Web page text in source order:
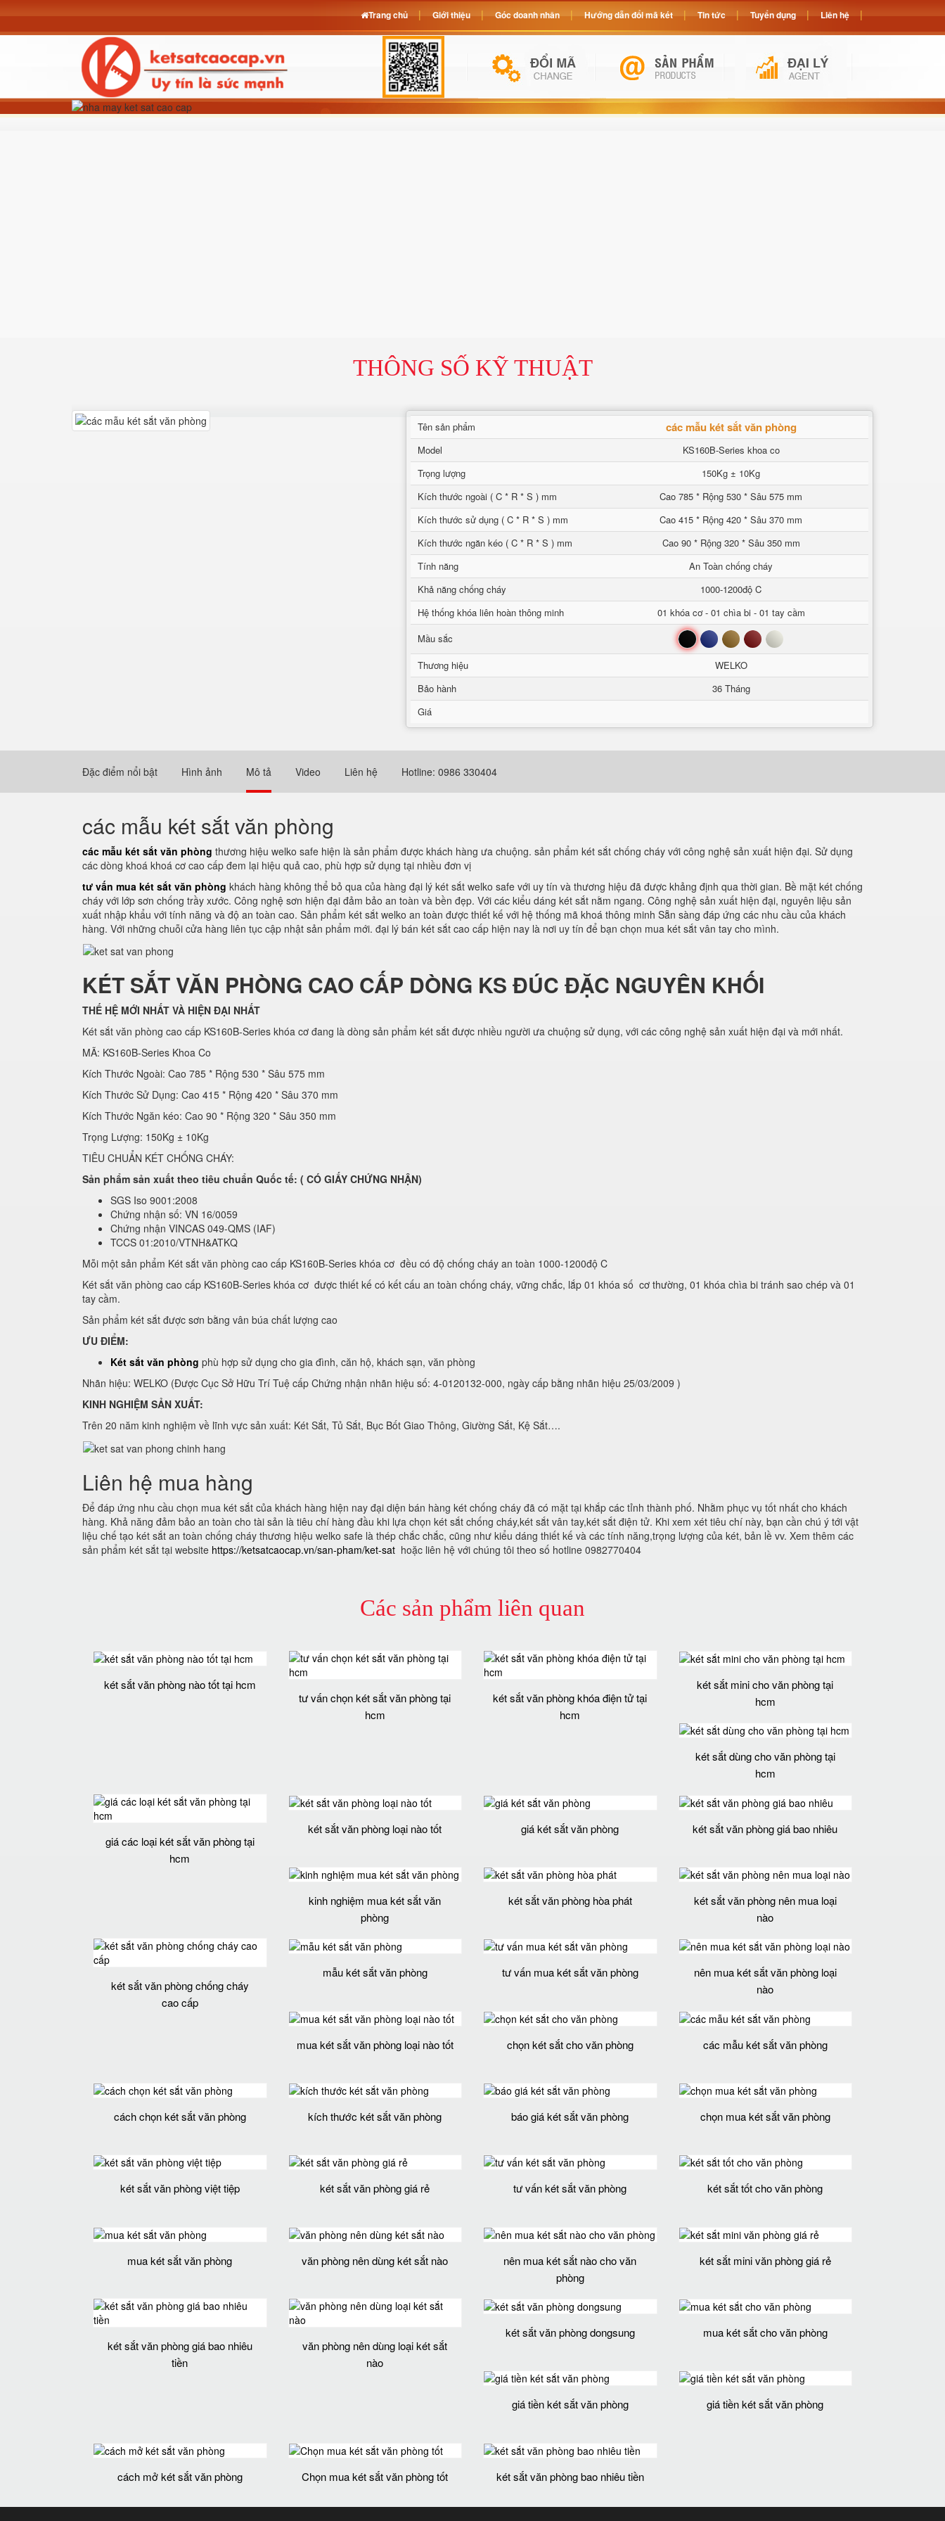
THÔNG SỐ KỸ THUẬT
Tên sản phẩm các mẫu két sắt văn phòng
Model
KS160B-Series khoa co
Trọng lượng
150Kg ± 10Kg
Kích thước ngoài ( C * R * S ) mm
Cao 785 * Rộng 530 * Sâu 575 mm
Kích thước sử dụng ( C * R * S ) mm
Cao 415 * Rộng 420 * Sâu 370 mm
Kích thước ngăn kéo ( C * R * S ) mm
Cao 90 * Rộng 320 * Sâu 350 mm
Tính năng
An Toàn chống cháy
Khả năng chống cháy
1000-1200độ C
Hệ thống khóa liên hoàn thông minh
01 khóa cơ - 01 chìa bi - 01 tay cầm
Mầu sắc
Đen Xanh Nâu Đỏ Trắng
Thương hiệu
WELKO
Bảo hành
36 Tháng
Giá
Đặc điểm nổi bật Hình ảnh Mô tả Video Liên hệ Hotline: 0986 330404
các mẫu két sắt văn phòng
các mẫu két sắt văn phòng thương hiệu welko safe hiện là sản phẩm được khách hàng ưa chuộng. sản phẩm két sắt chống cháy với công nghệ sản xuất hiện đại. Sử dụng
các dòng khoá khoá cơ cao cấp đem lại hiệu quả cao, phù hợp sử dụng tại nhiều đơn vị
tư vấn mua két sắt văn phòng khách hàng không thể bỏ qua của hàng đại lý két sắt welko safe với uy tín và thương hiệu đã được khảng định qua thời gian. Bề mặt két chống
cháy với lớp sơn chống trầy xước. Công nghệ sơn hiện đại đảm bảo an toàn và bền đẹp. Với các kiểu dáng két sắt nằm ngang. Công nghệ sản xuất hiện đại, nguyên liệu sản
xuất nhập khẩu với tính năng và độ an toàn cao. Sản phẩm két sắt welko an toàn được thiết kế với hệ thống mã khoá thông minh Sẵn sàng đáp ứng các nhu cầu của khách
hàng. Với những chuỗi cửa hàng liên tục cập nhật sản phẩm mới. đại lý bán két sắt cao cấp hiện nay là nơi uy tín để bạn chọn mua két sắt vân tay cho mình.
KÉT SẮT VĂN PHÒNG CAO CẤP DÒNG KS ĐÚC ĐẶC NGUYÊN KHỐI
THẾ HỆ MỚI NHẤT VÀ HIỆN ĐẠI NHẤT
Két sắt văn phòng cao cấp KS160B-Series khóa cơ đang là dòng sản phẩm két sắt được nhiều người ưa chuộng sử dụng, với các công nghệ sản xuất hiện đại và mới nhất.
MÃ: KS160B-Series Khoa Co
Kích Thước Ngoài: Cao 785 * Rộng 530 * Sâu 575 mm
Kích Thước Sử Dụng: Cao 415 * Rộng 420 * Sâu 370 mm
Kích Thước Ngăn kéo: Cao 90 * Rộng 320 * Sâu 350 mm
Trọng Lượng: 150Kg ± 10Kg
TIÊU CHUẨN KÉT CHỐNG CHÁY:
Sản phẩm sản xuất theo tiêu chuẩn Quốc tế: ( CÓ GIẤY CHỨNG NHẬN)
SGS Iso 9001:2008
Chứng nhận số: VN 16/0059
Chứng nhận VINCAS 049-QMS (IAF)
TCCS 01:2010/VTNH&ATKQ
Mỗi một sản phẩm Két sắt văn phòng cao cấp KS160B-Series khóa cơ đều có độ chống cháy an toàn 1000-1200độ C
Két sắt văn phòng cao cấp KS160B-Series khóa cơ được thiết kế có kết cấu an toàn chống cháy, vững chắc, lắp 01 khóa số cơ thường, 01 khóa chìa bi tránh sao chép và 01
tay cầm.
Sản phẩm két sắt được sơn bằng vân búa chất lượng cao
ƯU ĐIỂM:
Két sắt văn phòng phù hợp sử dụng cho gia đình, căn hộ, khách sạn, văn phòng
Nhãn hiệu: WELKO (Được Cục Sở Hữu Trí Tuệ cấp Chứng nhận nhãn hiệu số: 4-0120132-000, ngày cấp bằng nhãn hiệu 25/03/2009 )
KINH NGHIỆM SẢN XUẤT:
Trên 20 năm kinh nghiệm về lĩnh vực sản xuất: Két Sắt, Tủ Sắt, Bục Bốt Giao Thông, Giường Sắt, Kệ Sắt….
Liên hệ mua hàng
Để đáp ứng nhu cầu chọn mua két sắt của khách hàng hiện nay đại diện bán hàng két chống cháy đã có mặt tại khắp các tỉnh thành phố. Nhằm phục vụ tốt nhất cho khách
hàng. Khả năng đảm bảo an toàn cho tài sản là tiêu chí hàng đầu khi lựa chọn két sắt chống cháy,két sắt vân tay,két sắt điện tử. Khi xem xét tiêu chí này, bạn cần chú ý tới vật
liệu chế tạo két sắt an toàn chống cháy thương hiệu welko safe là thép chắc chắc, cũng như kiểu dáng thiết kế và các tính năng,trọng lượng của két, bản lề vv. Xem thêm các
sản phẩm két sắt tại website https://ketsatcaocap.vn/san-pham/ket-sat hoặc liên hệ với chúng tôi theo số hotline 0982770404
Các sản phẩm liên quan
két sắt văn phòng nào tốt tại hcm
tư vấn chọn két sắt văn phòng tại
hcm
két sắt văn phòng khóa điện tử tại
hcm
két sắt mini cho văn phòng tại
hcm
két sắt dùng cho văn phòng tại
hcm
giá các loại két sắt văn phòng tại
hcm
két sắt văn phòng loại nào tốt giá két sắt văn phòng két sắt văn phòng giá bao nhiêu
kinh nghiệm mua két sắt văn
phòng
két sắt văn phòng hòa phát
két sắt văn phòng nên mua loại
nào
két sắt văn phòng chống cháy
cao cấp
mẫu két sắt văn phòng tư vấn mua két sắt văn phòng
nên mua két sắt văn phòng loại
nào
mua két sắt văn phòng loại nào tốt chọn két sắt cho văn phòng các mẫu két sắt văn phòng
cách chọn két sắt văn phòng kích thước két sắt văn phòng báo giá két sắt văn phòng chọn mua két sắt văn phòng
két sắt văn phòng việt tiệp két sắt văn phòng giá rẻ tư vấn két sắt văn phòng két sắt tốt cho văn phòng
mua két sắt văn phòng văn phòng nên dùng két sắt nào
nên mua két sắt nào cho văn
phòng
két sắt mini văn phòng giá rẻ
két sắt văn phòng giá bao nhiêu
tiền
văn phòng nên dùng loại két sắt
nào
két sắt văn phòng dongsung mua két sắt cho văn phòng
giá tiền két sắt văn phòng giá tiền két sắt văn phòng
cách mở két sắt văn phòng Chọn mua két sắt văn phòng tốt két sắt văn phòng bao nhiêu tiền
Trang chủ Giới thiệu Góc doanh nhân Hướng dẫn đổi mã két Tin tức Tuyển dụng Liên hệ